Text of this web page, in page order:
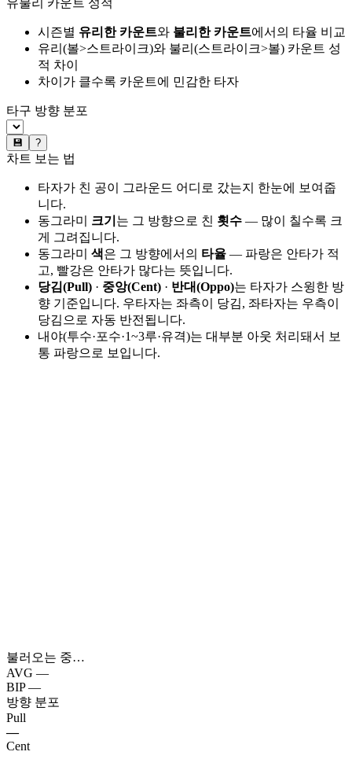
유불리 카운트 성적
시즌별 유리한 카운트와 불리한 카운트에서의 타율 비교
유리(볼>스트라이크)와 불리(스트라이크>볼) 카운트 성
적 차이
차이가 클수록 카운트에 민감한 타자
타구 방향 분포
💾 ?
차트 보는 법
타자가 친 공이 그라운드 어디로 갔는지 한눈에 보여줍
니다.
동그라미 크기 는 그 방향으로 친 횟수 — 많이 칠수록 크
게 그려집니다.
동그라미 색은 그 방향에서의 타율 — 파랑은 안타가 적
고, 빨강은 안타가 많다는 뜻입니다.
당김(Pull) · 중앙(Cent) · 반대(Oppo)는 타자가 스윙한 방
향 기준입니다. 우타자는 좌측이 당김, 좌타자는 우측이
당김으로 자동 반전됩니다.
내야(투수·포수·1~3루·유격)는 대부분 아웃 처리돼서 보
통 파랑으로 보입니다.
불러오는 중…
AVG —
BIP —
방향 분포
Pull
—
Cent